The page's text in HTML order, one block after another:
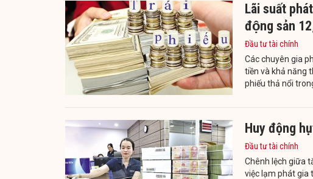
Lãi suất
động sản
Đầu tư tài chính
Các chuyên gia
tiền và khả năng
phiếu thả nổi
Huy động
Đầu tư tài chính
Chênh lệch giữa
việc lạm phát gia